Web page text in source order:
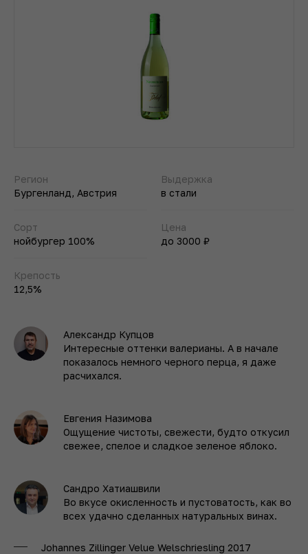
Регион
Бургенланд, Австрия
Сорт
нойбургер 100%
Крепость
12,5%
Выдержка
в стали
Цена
до 3000 ₽
Александр Купцов
Интересные оттенки валерианы. А в начале
показалось немного черного перца, я даже
расчихался.
Евгения Назимова
Ощущение чистоты, свежести, будто откусил
свежее, спелое и сладкое зеленое яблоко.
Сандро Хатиашвили
Во вкусе окисленность и пустоватость, как во
всех удачно сделанных натуральных винах.
Johannes Zillinger Velue Welschriesling 2017